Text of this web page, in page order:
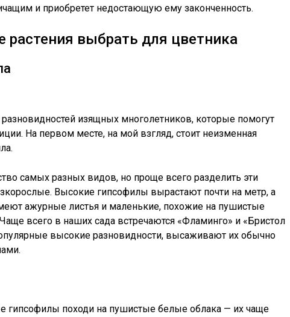
и приобретет недостающую ему законченность.
растения выбрать для цветника
изящных многолетников, которые помогут
На первом месте, на мой взгляд, стоит неизменная
самых разных видов, но проще всего разделить эти
Высокие гипсофилы вырастают почти на метр, а
ажурные листья и маленькие, похожие на пушистые
всего в наших сада встречаются «Фламинго» и «Бристол
высокие разновидности, высаживают их обычно
гипсофилы походи на пушистые белые облака — их чаще